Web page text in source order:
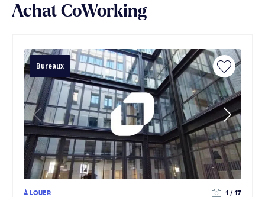
Achat CoWorking
Bureaux
À LOUER 1 / 17